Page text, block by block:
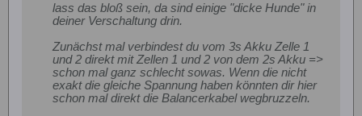
lass das bloß sein, da sind einige "dicke Hunde" in
deiner Verschaltung drin.
Zunächst mal verbindest du vom 3s Akku Zelle 1
und 2 direkt mit Zellen 1 und 2 von dem 2s Akku =>
schon mal ganz schlecht sowas. Wenn die nicht
exakt die gleiche Spannung haben könnten dir hier
schon mal direkt die Balancerkabel wegbruzzeln.